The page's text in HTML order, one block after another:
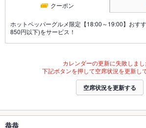
クーポン
ホットペッパーグルメ限定【18:00～19:00】おす
850円以下)をサービス！
カレンダーの更新に失敗しまし
下記ボタンを押して空席状況を更新し
空席状況を更新する
恭恭